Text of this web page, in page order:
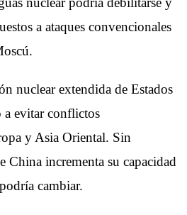
a ataques convencionales
nuclear extendida de Estados
evitar conflictos
y Asia Oriental. Sin
China incrementa su capacidad
cambiar.